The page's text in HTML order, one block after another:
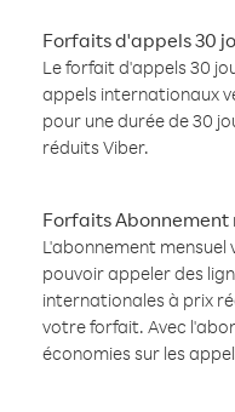
Forfaits d'appels 30
Le forfait d'appels 30
appels internationaux
pour une durée de 30
réduits Viber.
Forfaits Abonnement
L'abonnement
pouvoir appeler des
internationales à prix
votre forfait. Avec
économies sur les